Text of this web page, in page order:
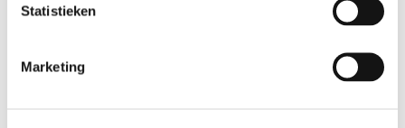
Statistieken
Marketing
Primair theoretisch